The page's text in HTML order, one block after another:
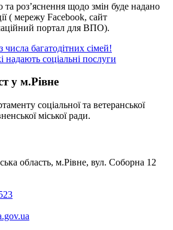
роз’яснення щодо змін буде надано
( мережу Facebook, сайт
портал для ВПО).
числа багатодітних сімей!
надають соціальні послуги
у м.Рівне
соціальної та ветеранської
міської ради.
область, м.Рівне, вул. Соборна 12